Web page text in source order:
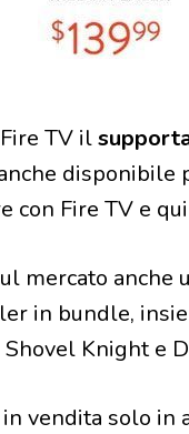
TV il
disponibile
Fire TV e
mercato anche
in bundle,
Knight e
vendita solo in